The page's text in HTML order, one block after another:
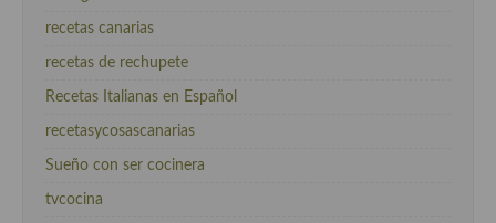
recetas canarias
recetas de rechupete
Recetas Italianas en Español
recetasycosascanarias
Sueño con ser cocinera
tvcocina